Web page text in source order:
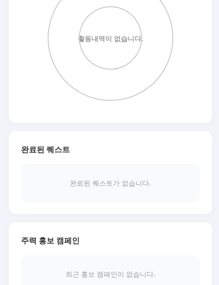
완료된 퀘스트
완료된 퀘스트가 없습니다.
주력 홍보 캠페인
최근 홍보 캠페인이 없습니다.